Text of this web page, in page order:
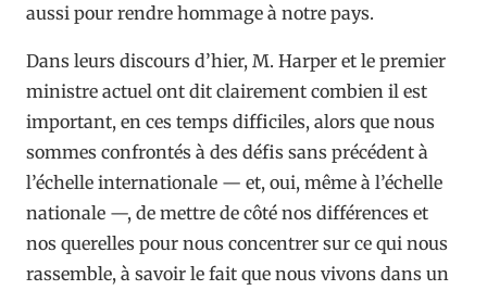
aussi pour rendre hommage à notre pays.
Dans leurs discours d’hier, M. Harper et le premier
ministre actuel ont dit clairement combien il est
important, en ces temps difficiles, alors que nous
sommes confrontés à des défis sans précédent à
l’échelle internationale — et, oui, même à l’échelle
nationale —, de mettre de côté nos différences et
nos querelles pour nous concentrer sur ce qui nous
rassemble, à savoir le fait que nous vivons dans un